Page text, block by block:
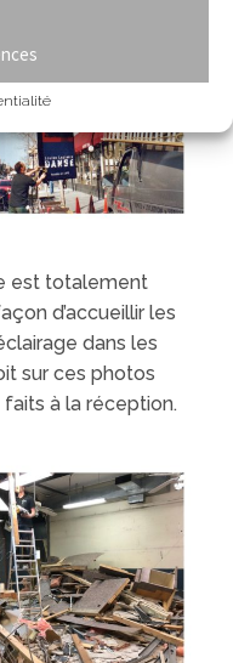
est totalement
d’accueillir les
dans les
sur ces photos
à la réception.